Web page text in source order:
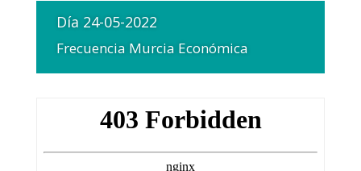
Día 24-05-2022
Frecuencia Murcia Económica